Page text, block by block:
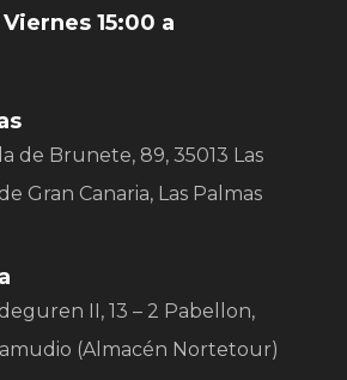
15:00 a
de Brunete, 89, 35013 Las
Gran Canaria, Las Palmas
II, 13 – 2 Pabellon,
(Almacén Nortetour)